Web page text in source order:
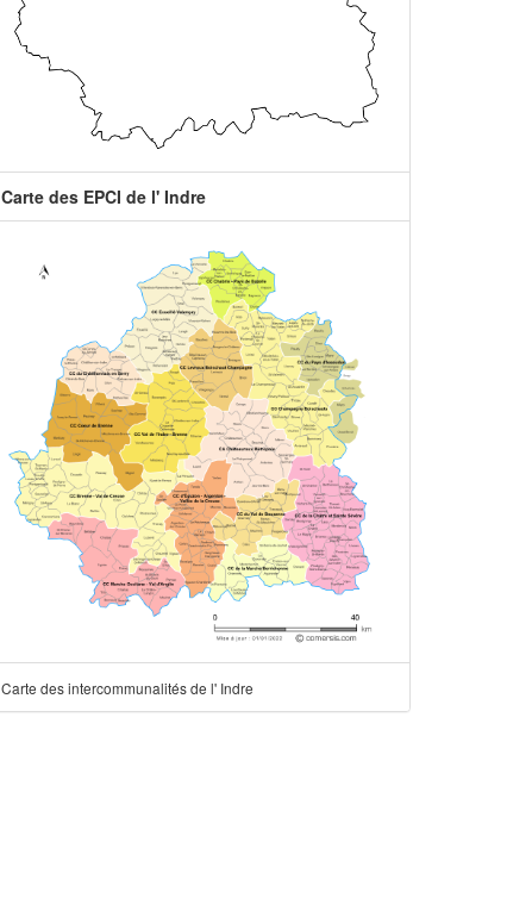
Carte des EPCI de l' Indre
Carte des intercommunalités de l' Indre